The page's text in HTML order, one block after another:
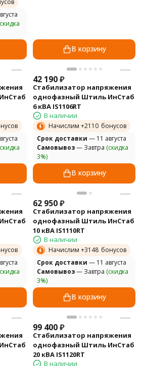
В корзину
42 190₽
Стабилизатор напряжения
однофазный Штиль ИнСтаб
6 кВА IS1106RT
В наличии
Начислим +2110 бонусов
Cрок доставки — 11 августа
Самовывоз— Завтра (скидка
3%)
В корзину
62 950₽
Стабилизатор напряжения
однофазный Штиль ИнСтаб
10 кВА IS1110RT
В наличии
Начислим +3148 бонусов
Cрок доставки — 11 августа
Самовывоз— Завтра (скидка
3%)
В корзину
99 400₽
Стабилизатор напряжения
однофазный Штиль ИнСтаб
20 кВА IS1120RT
В наличии